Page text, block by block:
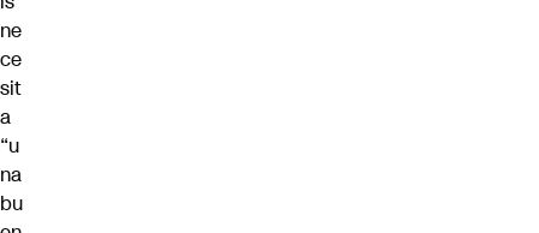
ne
ce
sit
a
“u
na
bu